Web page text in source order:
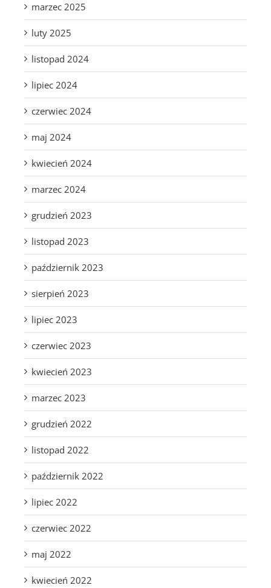
marzec 2025
luty 2025
listopad 2024
lipiec 2024
czerwiec 2024
maj 2024
kwiecień 2024
marzec 2024
grudzień 2023
listopad 2023
październik 2023
sierpień 2023
lipiec 2023
czerwiec 2023
kwiecień 2023
marzec 2023
grudzień 2022
listopad 2022
październik 2022
lipiec 2022
czerwiec 2022
maj 2022
kwiecień 2022